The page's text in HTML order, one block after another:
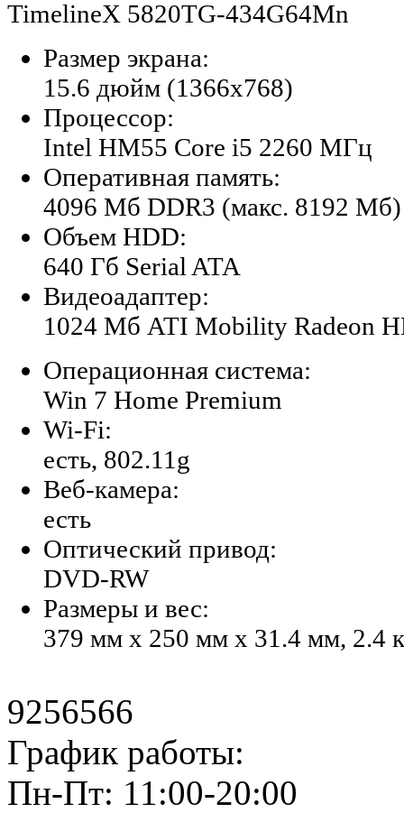
TimelineX 5820TG-434G64Mn
Размер экрана:
15.6 дюйм (1366x768)
Процессор:
Intel HM55 Core i5 2260 МГц
Оперативная память:
4096 Мб DDR3 (макс. 8192 Мб)
Объем HDD:
640 Гб Serial ATA
Видеоадаптер:
1024 Мб ATI Mobility Radeon
Операционная система:
Win 7 Home Premium
Wi-Fi:
есть, 802.11g
Веб-камера:
есть
Оптический привод:
DVD-RW
Размеры и вес:
379 мм x 250 мм x 31.4 мм, 2.4
9256566
График работы:
Пн-Пт: 11:00-20:00